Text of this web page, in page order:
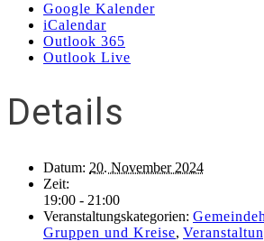
Google Kalender
iCalendar
Outlook 365
Outlook Live
Details
Datum: 20. November 2024
Zeit:
19:00 - 21:00
Veranstaltungskategorien:
Gruppen und Kreise,